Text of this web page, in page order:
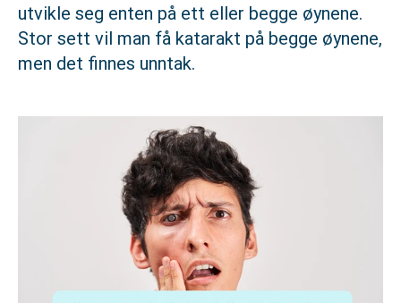
utvikle seg enten på ett eller begge øynene.
Stor sett vil man få katarakt på begge øynene,
men det finnes unntak.